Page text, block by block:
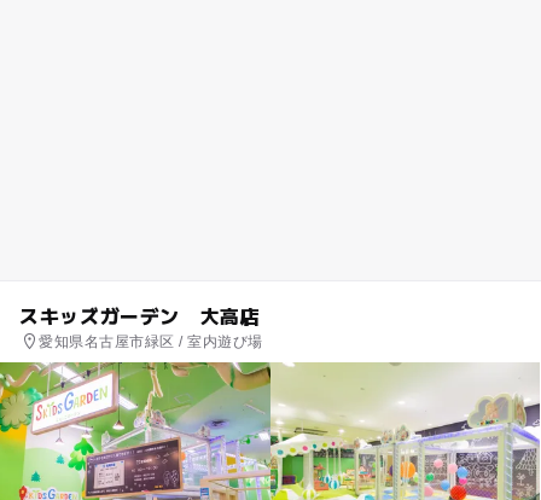
スキッズガーデン 大高店
愛知県名古屋市緑区 / 室内遊び場